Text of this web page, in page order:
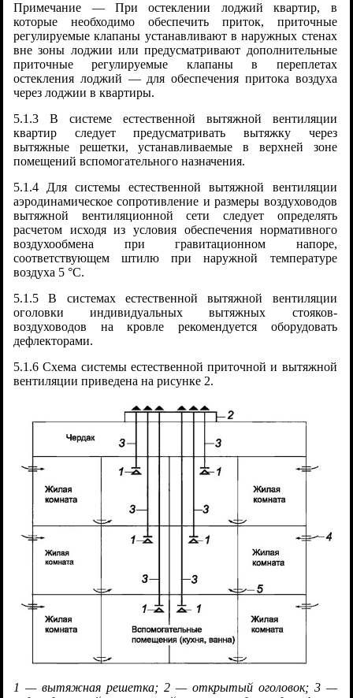
Примечание — При остеклении лоджий квартир, в
которые необходимо обеспечить приток, приточные
регулируемые клапаны устанавливают в наружных стенах
вне зоны лоджии или предусматривают дополнительные
приточные регулируемые клапаны в переплетах
остекления лоджий — для обеспечения притока воздуха
через лоджии в квартиры.
5.1.3 В системе естественной вытяжной вентиляции
квартир следует предусматривать вытяжку через
вытяжные решетки, устанавливаемые в верхней зоне
помещений вспомогательного назначения.
5.1.4 Для системы естественной вытяжной вентиляции
аэродинамическое сопротивление и размеры воздуховодов
вытяжной вентиляционной сети следует определять
расчетом исходя из условия обеспечения нормативного
воздухообмена при гравитационном напоре,
соответствующем штилю при наружной температуре
воздуха 5 °C.
5.1.5 В системах естественной вытяжной вентиляции
оголовки индивидуальных вытяжных стояков-
воздуховодов на кровле рекомендуется оборудовать
дефлекторами.
5.1.6 Схема системы естественной приточной и вытяжной
вентиляции приведена на рисунке 2.
1 — вытяжная решетка; 2 — открытый оголовок; 3 —